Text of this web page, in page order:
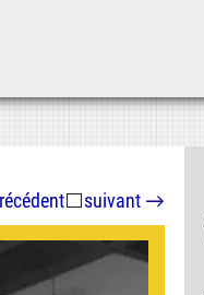
⬜suivant→